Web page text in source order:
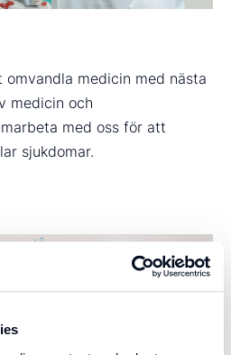
medicin med nästa
medicin och
med oss för att
sjukdomar.